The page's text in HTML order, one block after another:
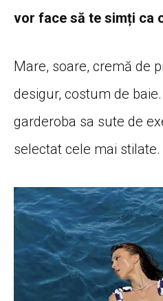
vor face să te simți ca
Mare, soare, cremă de
desigur, costum de
garderoba sa sute de
selectat cele mai stilate.